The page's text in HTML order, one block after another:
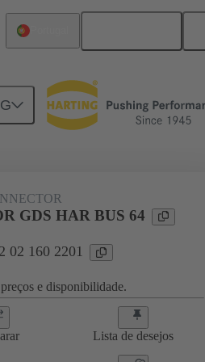
connection 02 02 160 2201
GDS HAR BUS 64
02 160 2201
e disponibilidade.
Lista de desejos